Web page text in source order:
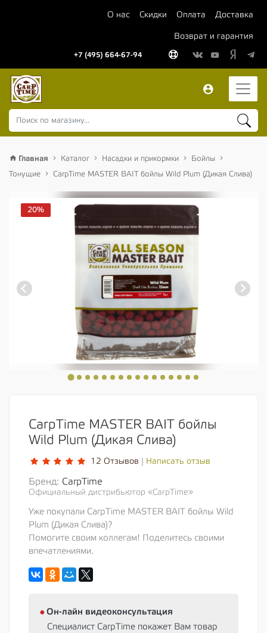
О нас Скидки Оплата Доставка
Возврат и гарантия
+7 (495) 664-67-94
Главная Каталог Насадки и прикормки
Бойлы
Тонущие
CarpTime MASTER BAIT бойлы Wild Plum (Дикая Слива)
20%
CarpTime MASTER BAIT бойлы
Wild Plum (Дикая Слива)
12 Отзывов Написать отзыв
Бренд: CarpTime
Официальный дистрибьютор «CarpTime»
Уже покупали CarpTime MASTER BAIT бойлы Wild
Plum (Дикая Слива)?
Помогите своим коллегам! Поделитесь своими
впечатлениями.
⦁ Oн-лайн видеоконсультация
Специалист CarpTime покажет Вам товар